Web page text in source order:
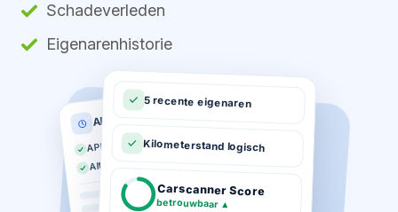
Schadeverleden
Eigenarenhistorie
APK historie
APK geldig tot 03-2026
Altijd op tijd gekeurd
5 recente eigenaren
Kilometerstand logisch
Carscanner Score
betrouwbaar ▲